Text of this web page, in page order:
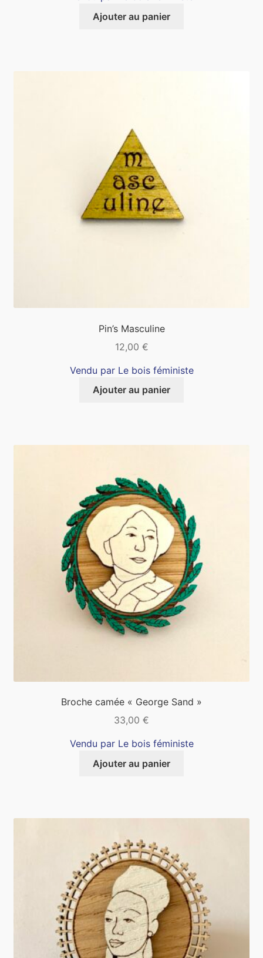
Ajouter au panier
Pin’s Masculine
12,00 €
Vendu par Le bois féministe
Ajouter au panier
Broche camée « George Sand »
33,00 €
Vendu par Le bois féministe
Ajouter au panier